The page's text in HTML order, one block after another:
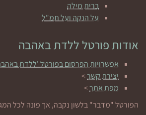
ברית מילה
על הנקה ועל תמ"ל
אודות פורטל ללדת באהבה
אפשרויות הפרסום בפורטל 'ללדת
יצירת קשר>
מפת אתר>
הפורטל "מדבר" בלשון נקבה, אך פונה לכל